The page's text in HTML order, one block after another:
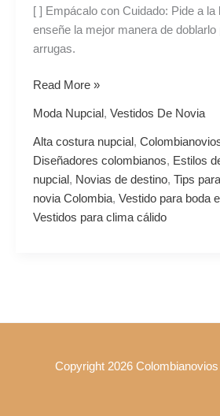
[ ] Empácalo con Cuidado: Pide a la
enseñe la mejor manera de
arrugas.
Read More »
Moda Nupcial , Vestidos De Novia
Alta costura nupcial ,
Diseñadores colombianos, Estilos
nupcial , Novias de destino, Tips
novia Colombia, Vestido para boda
Vestidos para clima cálido
Copyright 2026